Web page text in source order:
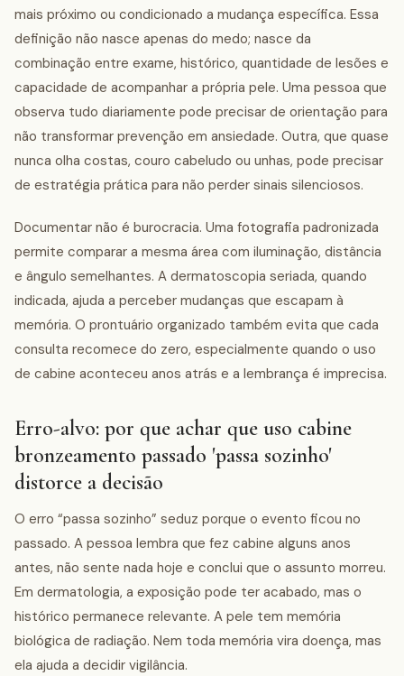
mais próximo ou condicionado a mudança específica. Essa
definição não nasce apenas do medo; nasce da
combinação entre exame, histórico, quantidade de lesões e
capacidade de acompanhar a própria pele. Uma pessoa que
observa tudo diariamente pode precisar de orientação para
não transformar prevenção em ansiedade. Outra, que quase
nunca olha costas, couro cabeludo ou unhas, pode precisar
de estratégia prática para não perder sinais silenciosos.
Documentar não é burocracia. Uma fotografia padronizada
permite comparar a mesma área com iluminação, distância
e ângulo semelhantes. A dermatoscopia seriada, quando
indicada, ajuda a perceber mudanças que escapam à
memória. O prontuário organizado também evita que cada
consulta recomece do zero, especialmente quando o uso
de cabine aconteceu anos atrás e a lembrança é imprecisa.
Erro-alvo: por que achar que uso cabine
bronzeamento passado 'passa sozinho'
distorce a decisão
O erro “passa sozinho” seduz porque o evento ficou no
passado. A pessoa lembra que fez cabine alguns anos
antes, não sente nada hoje e conclui que o assunto morreu.
Em dermatologia, a exposição pode ter acabado, mas o
histórico permanece relevante. A pele tem memória
biológica de radiação. Nem toda memória vira doença, mas
ela ajuda a decidir vigilância.